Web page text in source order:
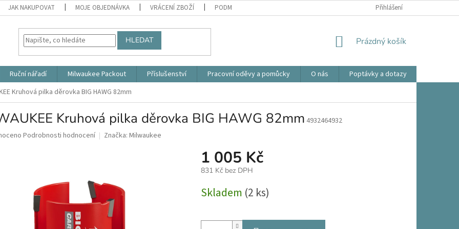
JAK NAKUPOVAT MOJE OBJEDNÁVKA VRÁCENÍ ZBOŽÍ PODMÍNKY OCHRANY OSOBNÍCH ÚDAJŮ OBCHODNÍ PODMÍNKY
Přihlášení
HLEDAT
NÁKUPNÍ
Prázdný košík
Ruční nářadí Milwaukee Packout Příslušenství Pracovní oděvy a pomůcky O nás Poptávky a dotazy
Kruhová pilka děrovka BIG HAWG 82mm
Kruhová pilka děrovka BIG HAWG 82mm 4932464932
Podrobnosti hodnocení Značka: Milwaukee
1 005 Kč
831 Kč bez DPH
cena:
Skladem (2 ks)